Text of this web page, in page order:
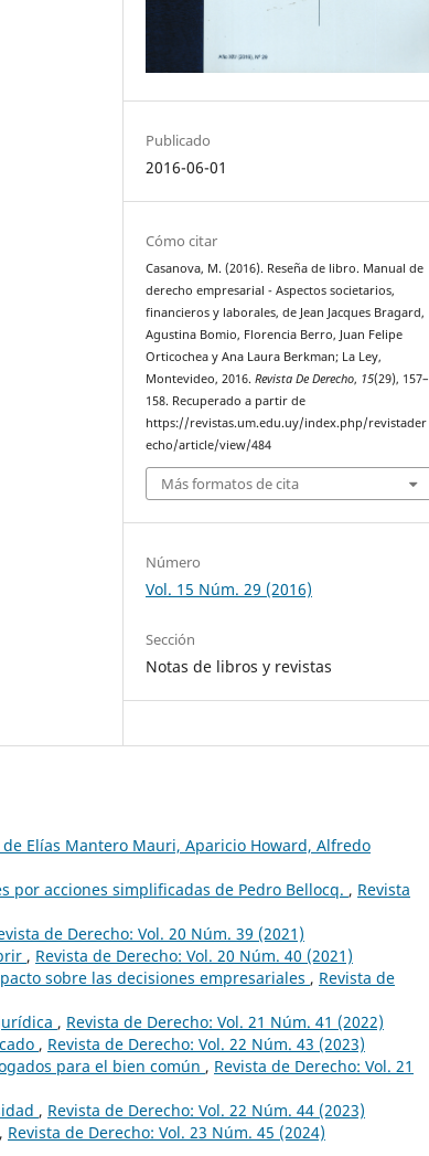
Publicado
2016-06-01
Cómo citar
Casanova, M. (2016). Reseña de libro. Manual de
derecho empresarial - Aspectos societarios,
financieros y laborales, de Jean Jacques Bragard,
Agustina Bomio, Florencia Berro, Juan Felipe
Orticochea y Ana Laura Berkman; La Ley,
Montevideo, 2016.Revista De Derecho, 15(29), 157–
158. Recuperado a partir de
https://revistas.um.edu.uy/index.php/revistader
echo/article/view/484
Más formatos de cita
Número
Vol. 15 Núm. 29 (2016)
Sección
Notas de libros y revistas
Elías Mantero Mauri, Aparicio Howard, Alfredo
por acciones simplificadas de Pedro Bellocq. , Revista
de Derecho: Vol. 20 Núm. 39 (2021)
, Revista de Derecho: Vol. 20 Núm. 40 (2021)
sobre las decisiones empresariales , Revista de
, Revista de Derecho: Vol. 21 Núm. 41 (2022)
, Revista de Derecho: Vol. 22 Núm. 43 (2023)
para el bien común , Revista de Derecho: Vol. 21
, Revista de Derecho: Vol. 22 Núm. 44 (2023)
, Revista de Derecho: Vol. 23 Núm. 45 (2024)